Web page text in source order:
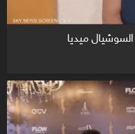
ميديا